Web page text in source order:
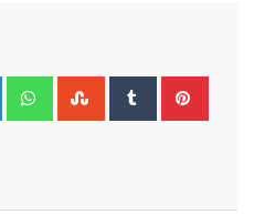
LinkedIn WhatsappStumbleUpon
Tumblr